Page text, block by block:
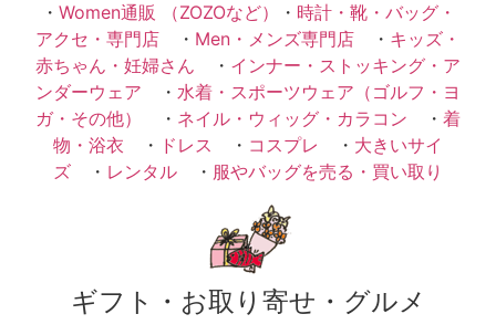
・ Women通販 （ZOZOなど） ・ 時計・靴・バッグ・
アクセ・専門店 ・ Men・メンズ専門店 ・ キッズ・
赤ちゃん・妊婦さん ・ インナー・ストッキング・ア
ンダーウェア ・ 水着・スポーツウェア（ゴルフ・ヨ
ガ・その他）
・ ネイル・ウィッグ・カラコン ・ 着
物・浴衣 ・ ドレス ・ コスプレ ・ 大きいサイ
ズ ・ レンタル ・ 服やバッグを売る・買い取り
ギフト・お取り寄せ・グルメ